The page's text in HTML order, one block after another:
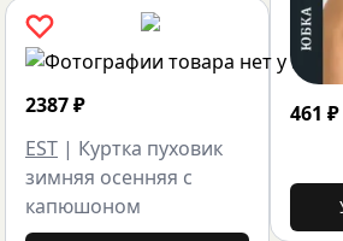
2387₽
EST | Куртка пуховик
зимняя осенняя с
капюшоном
461 ₽